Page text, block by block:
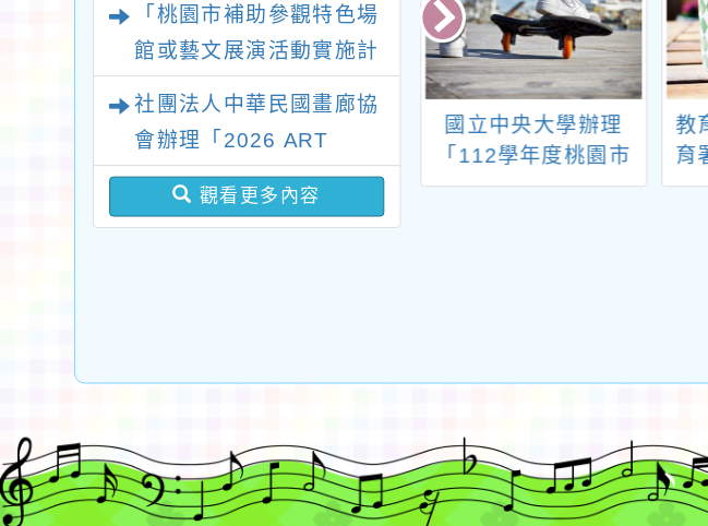
「桃園市補助參觀特色場
館或藝文展演活動實施計
社團法人中華民國畫廊協
會辦理「2026 ART
TAIPEI臺北國際藝術博
覽會」之「藝術教育日」
觀看更多內容
立臺中教育大
理「『齊樂動
應體育微電影
競賽拍攝培訓
轉知中華民國體育運
動總會辦理「114年
教練暨裁判增能進修
研習會（第29梯次）
國立中央大學辦理
「112學年度桃園市
實驗基地學校計畫」
教
育
「